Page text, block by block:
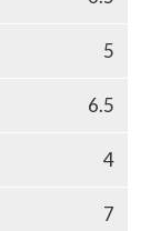
5
6.5
4
7